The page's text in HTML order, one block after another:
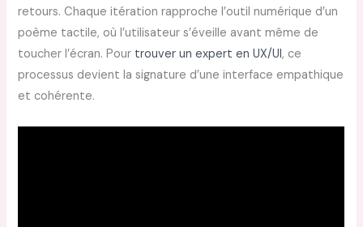
retours. Chaque itération rapproche l’outil numérique d’un
poème tactile, où l’utilisateur s’éveille avant même de
toucher l’écran. Pour trouver un expert en UX/UI, ce
processus devient la signature d’une interface empathique
et cohérente.